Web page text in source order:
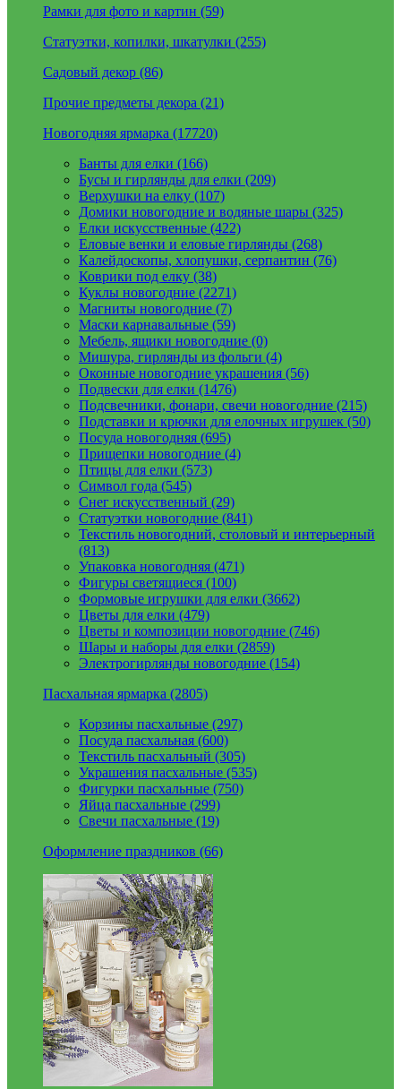
Рамки для фото и картин (59)
Статуэтки, копилки, шкатулки (255)
Садовый декор (86)
Прочие предметы декора (21)
Новогодняя ярмарка (17720)
Банты для елки (166)
Бусы и гирлянды для елки (209)
Верхушки на елку (107)
Домики новогодние и водяные шары (325)
Елки искусственные (422)
Еловые венки и еловые гирлянды (268)
Калейдоскопы, хлопушки, серпантин (76)
Коврики под елку (38)
Куклы новогодние (2271)
Магниты новогодние (7)
Маски карнавальные (59)
Мебель, ящики новогодние (0)
Мишура, гирлянды из фольги (4)
Оконные новогодние украшения (56)
Подвески для елки (1476)
Подсвечники, фонари, свечи новогодние (215)
Подставки и крючки для елочных игрушек (50)
Посуда новогодняя (695)
Прищепки новогодние (4)
Птицы для елки (573)
Символ года (545)
Снег искусственный (29)
Статуэтки новогодние (841)
Текстиль новогодний, столовый и интерьерный
(813)
Упаковка новогодняя (471)
Фигуры светящиеся (100)
Формовые игрушки для елки (3662)
Цветы для елки (479)
Цветы и композиции новогодние (746)
Шары и наборы для елки (2859)
Электрогирлянды новогодние (154)
Пасхальная ярмарка (2805)
Корзины пасхальные (297)
Посуда пасхальная (600)
Текстиль пасхальный (305)
Украшения пасхальные (535)
Фигурки пасхальные (750)
Яйца пасхальные (299)
Свечи пасхальные (19)
Оформление праздников (66)